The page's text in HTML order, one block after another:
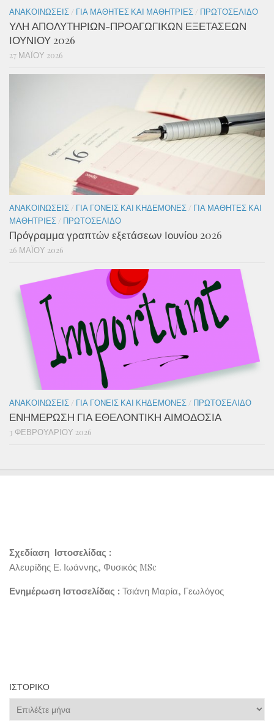
ΑΝΑΚΟΙΝΏΣΕΙΣ / ΓΙΑ ΜΑΘΗΤΈΣ ΚΑΙ ΜΑΘΉΤΡΙΕΣ / ΠΡΩΤΟΣΈΛΙΔΟ
ΥΛΗ ΑΠΟΛΥΤΗΡΙΩΝ-ΠΡΟΑΓΩΓΙΚΩΝ ΕΞΕΤΑΣΕΩΝ
ΙΟΥΝΙΟΥ 2026
27 ΜΑΪ́ΟΥ 2026
ΑΝΑΚΟΙΝΏΣΕΙΣ / ΓΙΑ ΓΟΝΕΊΣ ΚΑΙ ΚΗΔΕΜΌΝΕΣ / ΓΙΑ ΜΑΘΗΤΈΣ ΚΑΙ
ΜΑΘΉΤΡΙΕΣ / ΠΡΩΤΟΣΈΛΙΔΟ
Πρόγραμμα γραπτών εξετάσεων Ιουνίου 2026
26 ΜΑΪ́ΟΥ 2026
ΑΝΑΚΟΙΝΏΣΕΙΣ / ΓΙΑ ΓΟΝΕΊΣ ΚΑΙ ΚΗΔΕΜΌΝΕΣ / ΠΡΩΤΟΣΈΛΙΔΟ
ΕΝΗΜΕΡΩΣΗ ΓΙΑ ΕΘΕΛΟΝΤΙΚΗ ΑΙΜΟΔΟΣΙΑ
3 ΦΕΒΡΟΥΑΡΊΟΥ 2026
Σχεδίαση Ιστοσελίδας :
Αλευρίδης Ε. Ιωάννης, Φυσικός MSc
Ενημέρωση Ιστοσελίδας : Τσιάνη Μαρία, Γεωλόγος
ΙΣΤΟΡΙΚΌ
Ιστορικό